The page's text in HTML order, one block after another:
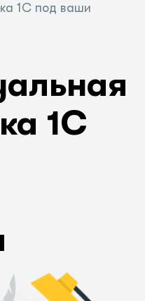
1С под ваши
1С